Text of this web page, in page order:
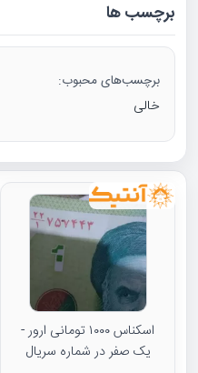
برچسب ها
برچسب‌های محبوب:
خالی
اسکناس ۱۰۰۰ تومانی ارور -
یک صفر در شماره سریال